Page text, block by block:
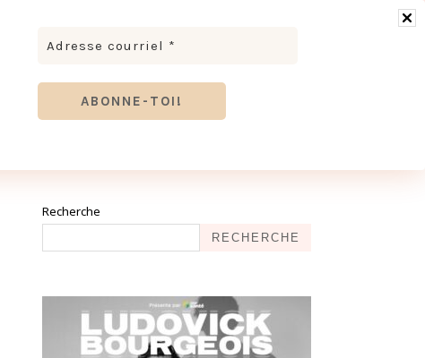
Recherche
RECHERCHE